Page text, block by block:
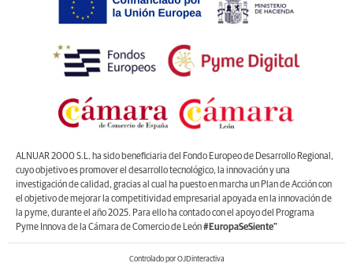
ALNUAR 2000 S.L. ha sido beneficiaria del Fondo Europeo de Desarrollo Regional,
cuyo objetivo es promover el desarrollo tecnológico, la innovación y una
investigación de calidad, gracias al cual ha puesto en marcha un Plan de Acción con
el objetivo de mejorar la competitividad empresarial apoyada en la innovación de
la pyme, durante el año 2025. Para ello ha contado con el apoyo del Programa
Pyme Innova de la Cámara de Comercio de León#EuropaSeSiente”
Controlado por OJDinteractiva